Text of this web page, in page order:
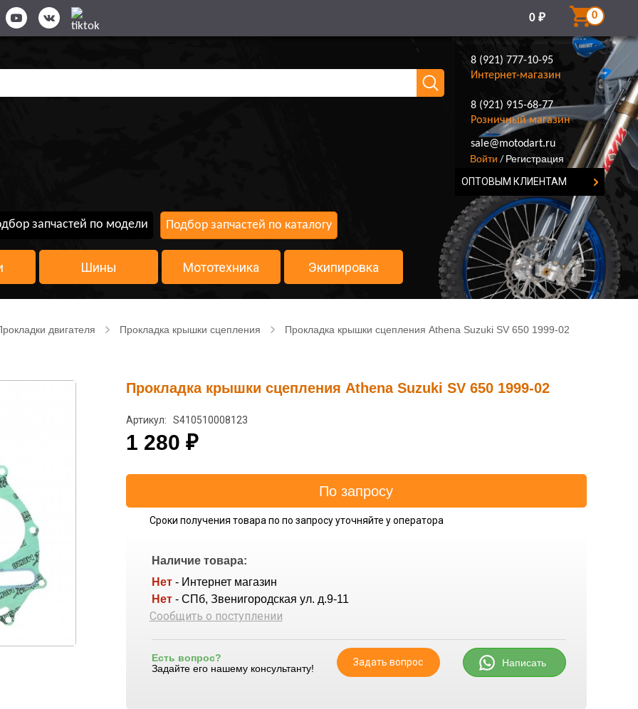
0 ₽ 0
8 (921) 777-10-95
Интернет-магазин
8 (921) 915-68-77
Розничный магазин
8 (921) 777-10-95
sale@motodart.ru
Войти / Регистрация
ОПТОВЫМ КЛИЕНТАМ
запчастей по модели Подбор запчастей по каталогу
Шины Мототехника Экипировка
двигателя Прокладка крышки сцепления Прокладка крышки сцепления Athena Suzuki SV 650 1999-02
Прокладка крышки сцепления Athena Suzuki SV 650 1999-02
Артикул: S410510008123
1 280 ₽
Сроки получения товара по по запросу уточняйте у оператора
Наличие товара:
Нет - Интернет магазин
Нет - СПб, Звенигородская ул. д.9-11
Сообщить о поступлении
Есть вопрос?
Задайте его нашему консультанту!
Задать вопрос Написать